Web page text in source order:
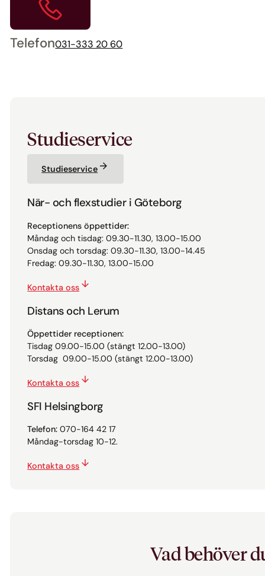
Telefon031-333 20 60
Studieservice
Studieservice
När- och flexstudier i Göteborg
Receptionens öppettider:
Måndag och tisdag: 09.30-11.30, 13.00-15.00
Onsdag och torsdag: 09.30-11.30, 13.00-14.45
Fredag: 09.30-11.30, 13.00-15.00
Kontakta oss
Distans och Lerum
Öppettider receptionen:
Tisdag 09.00-15.00 (stängt 12.00-13.00)
Torsdag 09.00-15.00 (stängt 12.00-13.00)
Kontakta oss
SFI Helsingborg
Telefon: 070-164 42 17
Måndag-torsdag 10-12.
Kontakta oss
Vad behöver